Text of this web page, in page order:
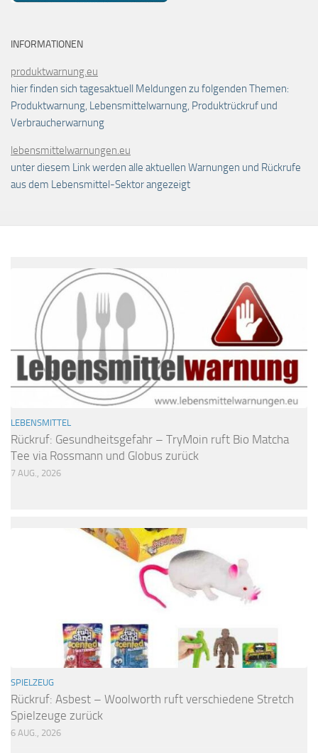
INFORMATIONEN
produktwarnung.eu
hier finden sich tagesaktuell Meldungen zu folgenden Themen:
Produktwarnung, Lebensmittelwarnung, Produktrückruf und
Verbraucherwarnung
lebensmittelwarnungen.eu
unter diesem Link werden alle aktuellen Warnungen und Rückrufe
aus dem Lebensmittel-Sektor angezeigt
LEBENSMITTEL
Rückruf: Gesundheitsgefahr – TryMoin ruft Bio Matcha
Tee via Rossmann und Globus zurück
7 AUG., 2026
SPIELZEUG
Rückruf: Asbest – Woolworth ruft verschiedene Stretch
Spielzeuge zurück
6 AUG., 2026